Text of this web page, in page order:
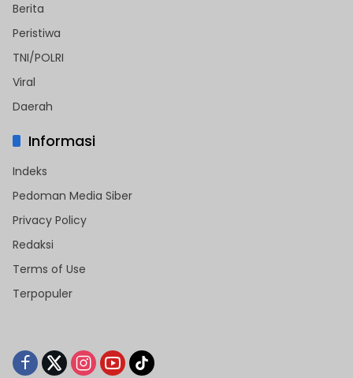
Berita
Peristiwa
TNI/POLRI
Viral
Daerah
Informasi
Indeks
Pedoman Media Siber
Privacy Policy
Redaksi
Terms of Use
Terpopuler